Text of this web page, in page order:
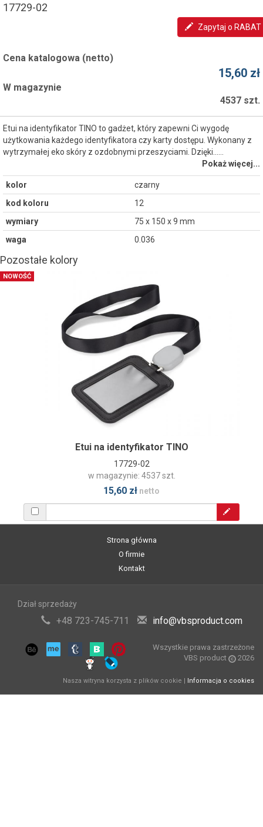
17729-02
Zapytaj o RABAT
Cena katalogowa (netto)
15,60 zł
W magazynie
4537 szt.
Etui na identyfikator TINO to gadżet, który zapewni Ci wygodę
użytkowania każdego identyfikatora czy karty dostępu. Wykonany z
wytrzymałej eko skóry z ozdobnymi przeszyciami. Dzięki...…
Pokaż więcej...
kolor
czarny
kod koloru
12
wymiary
75 x 150 x 9 mm
waga
0.036
Pozostałe kolory
NOWOŚĆ
Etui na identyfikator TINO
17729-02
w magazynie: 4537 szt.
15,60 zł netto
Strona główna
O firmie
Kontakt
Dział sprzedaży
+48 723-745-711 info@vbsproduct.com
Wszystkie prawa zastrzeżone
VBS product
2026
Nasza witryna korzysta z plików cookie | Informacja o cookies